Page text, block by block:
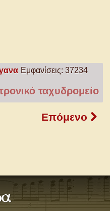
Εμφανίσεις: 37234
ταχυδρομείο
Επόμενο